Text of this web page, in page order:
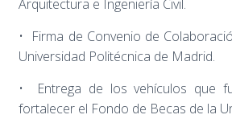
Arquitectura e Ingeniería Civil.
• Firma de Convenio de
Universidad Politécnica de Madrid.
• Entrega de los vehículos que
fortalecer el Fondo de Becas de la